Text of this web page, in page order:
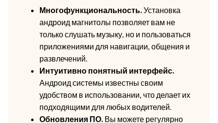
Многофункциональность.Установка
андроид магнитолы позволяет вам не
только слушать музыку, но и пользоваться
приложениями для навигации, общения и
развлечений.
Интуитивно понятный интерфейс.
Андроид системы известны своим
удобством в использовании, что делает их
подходящими для любых водителей.
Обновления ПО.Вы можете регулярно